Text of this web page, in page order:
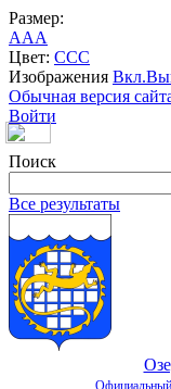
Размер:
AAA
Цвет: CCC
Изображения Вкл.
Обычная версия
Войти
Поиск
Все результаты
Официальный